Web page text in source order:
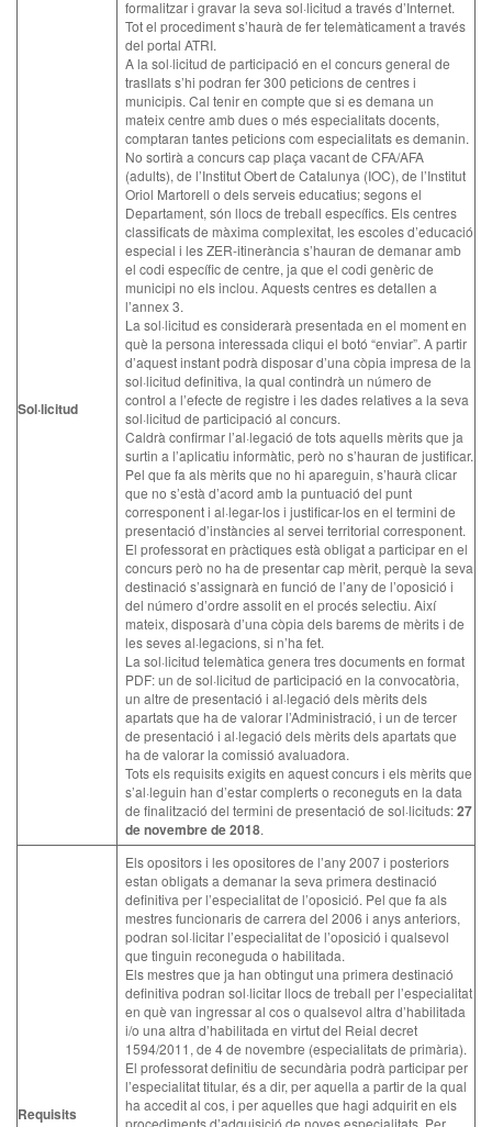
Sol·licitud
formalitzar i gravar la seva sol·licitud a través d’Internet.
Tot el procediment s’haurà de fer telemàticament a través
del portal ATRI.
A la sol·licitud de participació en el concurs general de
trasllats s’hi podran fer 300 peticions de centres i
municipis. Cal tenir en compte que si es demana un
mateix centre amb dues o més especialitats docents,
comptaran tantes peticions com especialitats es demanin.
No sortirà a concurs cap plaça vacant de CFA/AFA
(adults), de l’Institut Obert de Catalunya (IOC), de l’Institut
Oriol Martorell o dels serveis educatius; segons el
Departament, són llocs de treball específics. Els centres
classificats de màxima complexitat, les escoles d’educació
especial i les ZER-itinerància s’hauran de demanar amb
el codi específic de centre, ja que el codi genèric de
municipi no els inclou. Aquests centres es detallen a
l’annex 3.
La sol·licitud es considerarà presentada en el moment en
què la persona interessada cliqui el botó “enviar”. A partir
d’aquest instant podrà disposar d’una còpia impresa de la
sol·licitud definitiva, la qual contindrà un número de
control a l’efecte de registre i les dades relatives a la seva
sol·licitud de participació al concurs.
Caldrà confirmar l’al·legació de tots aquells mèrits que ja
surtin a l’aplicatiu informàtic, però no s’hauran de justificar.
Pel que fa als mèrits que no hi apareguin, s’haurà clicar
que no s’està d’acord amb la puntuació del punt
corresponent i al·legar-los i justificar-los en el termini de
presentació d’instàncies al servei territorial corresponent.
El professorat en pràctiques està obligat a participar en el
concurs però no ha de presentar cap mèrit, perquè la seva
destinació s’assignarà en funció de l’any de l’oposició i
del número d’ordre assolit en el procés selectiu. Així
mateix, disposarà d’una còpia dels barems de mèrits i de
les seves al·legacions, si n’ha fet.
La sol·licitud telemàtica genera tres documents en format
PDF: un de sol·licitud de participació en la convocatòria,
un altre de presentació i al·legació dels mèrits dels
apartats que ha de valorar l’Administració, i un de tercer
de presentació i al·legació dels mèrits dels apartats que
ha de valorar la comissió avaluadora.
Tots els requisits exigits en aquest concurs i els mèrits que
s’al·leguin han d’estar complerts o reconeguts en la data
de finalització del termini de presentació de sol·licituds:27
de novembre de 2018.
Requisits
Els opositors i les opositores de l’any 2007 i posteriors
estan obligats a demanar la seva primera destinació
definitiva per l’especialitat de l’oposició. Pel que fa als
mestres funcionaris de carrera del 2006 i anys anteriors,
podran sol·licitar l’especialitat de l’oposició i qualsevol
que tinguin reconeguda o habilitada.
Els mestres que ja han obtingut una primera destinació
definitiva podran sol·licitar llocs de treball per l’especialitat
en què van ingressar al cos o qualsevol altra d’habilitada
i/o una altra d’habilitada en virtut del Reial decret
1594/2011, de 4 de novembre (especialitats de primària).
El professorat definitiu de secundària podrà participar per
l’especialitat titular, és a dir, per aquella a partir de la qual
ha accedit al cos, i per aquelles que hagi adquirit en els